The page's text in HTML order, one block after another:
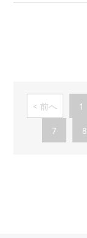
前へ 1
7 8